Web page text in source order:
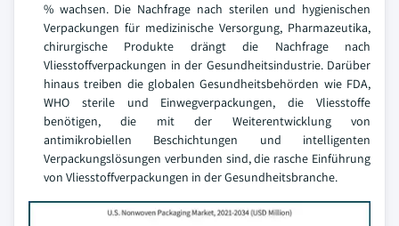
% wachsen. Die Nachfrage nach sterilen und hygienischen
Verpackungen für medizinische Versorgung, Pharmazeutika,
chirurgische Produkte drängt die Nachfrage nach
Vliesstoffverpackungen in der Gesundheitsindustrie. Darüber
hinaus treiben die globalen Gesundheitsbehörden wie FDA,
WHO sterile und Einwegverpackungen, die Vliesstoffe
benötigen, die mit der Weiterentwicklung von
antimikrobiellen Beschichtungen und intelligenten
Verpackungslösungen verbunden sind, die rasche Einführung
von Vliesstoffverpackungen in der Gesundheitsbranche.